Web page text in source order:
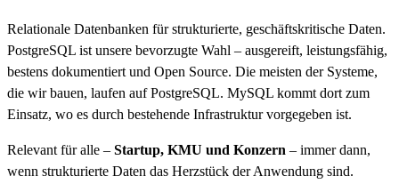
Relationale Datenbanken für strukturierte, geschäftskritische Daten.
PostgreSQL ist unsere bevorzugte Wahl – ausgereift, leistungsfähig,
bestens dokumentiert und Open Source. Die meisten der Systeme,
die wir bauen, laufen auf PostgreSQL. MySQL kommt dort zum
Einsatz, wo es durch bestehende Infrastruktur vorgegeben ist.
Relevant für alle – Startup, KMU und Konzern – immer dann,
wenn strukturierte Daten das Herzstück der Anwendung sind.